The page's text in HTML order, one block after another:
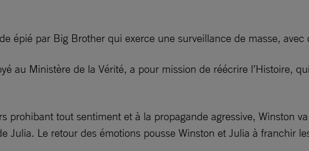
épié par Big Brother qui exerce une surveillance de masse,
au Ministère de la Vérité, a pour mission de réécrire l’Histoire,
prohibant tout sentiment et à la propagande agressive, Winston
Julia. Le retour des émotions pousse Winston et Julia à franchir